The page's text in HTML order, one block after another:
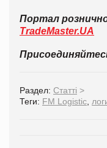
Портал
TradeMaster.UA
Раздел: Статті >
Теги: FM Logistic